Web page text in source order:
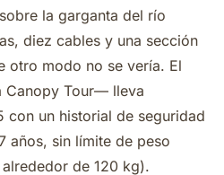
la garganta del río
diez cables y una sección
otro modo no se vería. El
Canopy Tour— lleva
con un historial de seguridad
años, sin límite de peso
de 120 kg).